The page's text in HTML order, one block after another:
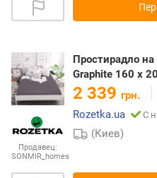
Продавец:
SONMIR_homes
Простирадло на
Graphite 160 х
2 339 грн.
Rozetka.ua
С
(Киев)